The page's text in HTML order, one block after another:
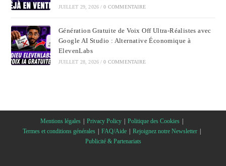
JUILLET 29, 2026 / 0 COMMENTAIRE
Génération Gratuite de Voix Off Ultra-Réalistes avec
Google AI Studio : Alternative Économique à
ElevenLabs
JUILLET 28, 2026 / 0 COMMENTAIRE
Mentions légales Privacy Policy
Politique des Cookies
Termes et conditions générales
FAQ/Aide
Rejoignez notre Newsletter
Publicité & Partenariats